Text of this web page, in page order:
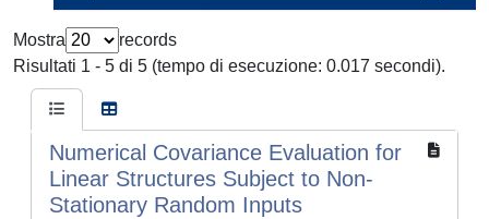
Mostra
records
Risultati 1 - 5 di 5 (tempo di esecuzione: 0.017 secondi).
Numerical Covariance Evaluation for
Linear Structures Subject to Non-
Stationary Random Inputs